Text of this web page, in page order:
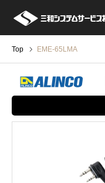
Top EME-65LMA